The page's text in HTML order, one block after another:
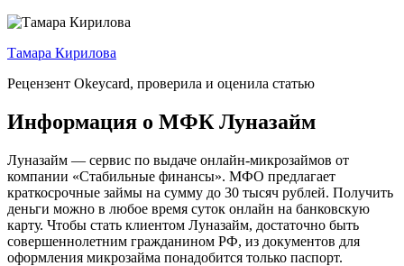
Тамара Кирилова
Рецензент Okeycard, проверила и оценила статью
Информация о МФК Луназайм
Луназайм — сервис по выдаче онлайн-микрозаймов от
компании «Стабильные финансы». МФО предлагает
краткосрочные займы на сумму до 30 тысяч рублей. Получить
деньги можно в любое время суток онлайн на банковскую
карту. Чтобы стать клиентом Луназайм, достаточно быть
совершеннолетним гражданином РФ, из документов для
оформления микрозайма понадобится только паспорт.